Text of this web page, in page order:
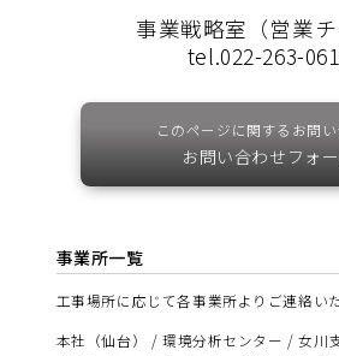
事業戦略室（営業チ
tel.022-263-
このページに関するお問
お問い合わせフォ
事業所一覧
工事場所に応じて各事業所よりご連絡い
本社（仙台） / 環境分析センター / 女川